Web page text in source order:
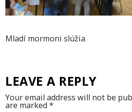
Mladí mormoni slúžia
LEAVE A REPLY
Your email address will not be
are marked*